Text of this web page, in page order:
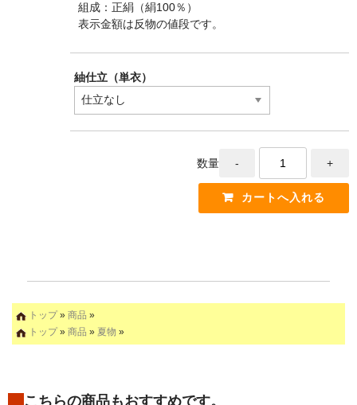
組成：正絹（絹100％）
表示金額は反物の値段です。
紬仕立（単衣）
数量
トップ» 商品 »
トップ» 商品 » 夏物 »
こちらの商品もおすすめです。